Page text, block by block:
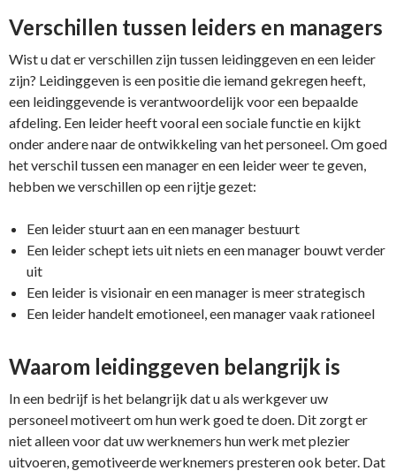
Verschillen tussen leiders en managers
Wist u dat er verschillen zijn tussen leidinggeven en een leider
zijn? Leidinggeven is een positie die iemand gekregen heeft,
een leidinggevende is verantwoordelijk voor een bepaalde
afdeling. Een leider heeft vooral een sociale functie en kijkt
onder andere naar de ontwikkeling van het personeel. Om goed
het verschil tussen een manager en een leider weer te geven,
hebben we verschillen op een rijtje gezet:
Een leider stuurt aan en een manager bestuurt
Een leider schept iets uit niets en een manager bouwt verder
uit
Een leider is visionair en een manager is meer strategisch
Een leider handelt emotioneel, een manager vaak rationeel
Waarom leidinggeven belangrijk is
In een bedrijf is het belangrijk dat u als werkgever uw
personeel motiveert om hun werk goed te doen. Dit zorgt er
niet alleen voor dat uw werknemers hun werk met plezier
uitvoeren, gemotiveerde werknemers presteren ook beter. Dat